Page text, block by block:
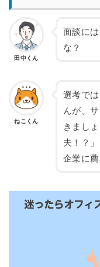
田中くん
面談に
な？
ねこくん
選考で
んが、
きまし
夫！？
企業に